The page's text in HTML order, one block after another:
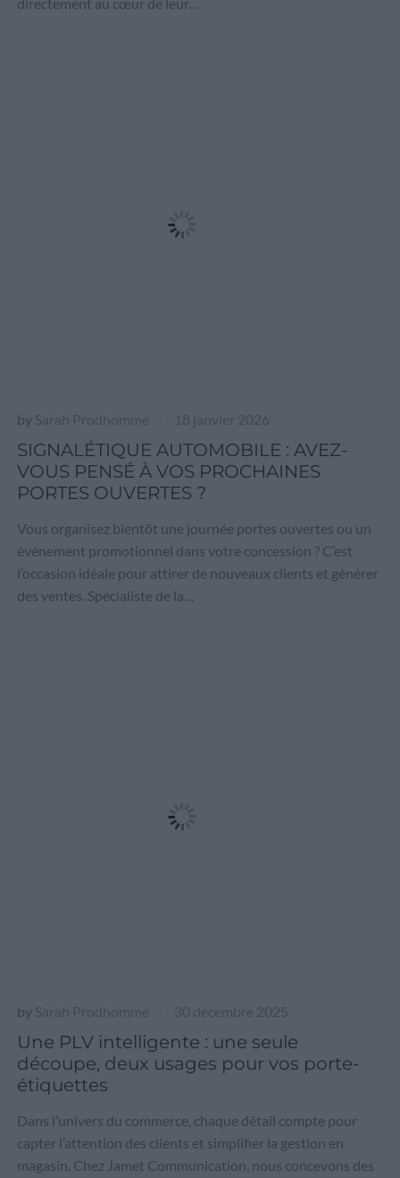
by Sarah Prodhomme 18 janvier 2026
SIGNALÉTIQUE AUTOMOBILE : AVEZ-
VOUS PENSÉ À VOS PROCHAINES
PORTES OUVERTES ?
Vous organisez bientôt une journée portes ouvertes ou un
événement promotionnel dans votre concession ? C’est
l’occasion idéale pour attirer de nouveaux clients et générer
des ventes. Spécialiste de la…
by Sarah Prodhomme 30 décembre 2025
Une PLV intelligente : une seule
découpe, deux usages pour vos porte-
étiquettes
Dans l’univers du commerce, chaque détail compte pour
capter l’attention des clients et simplifier la gestion en
magasin. Chez Jamet Communication, nous concevons des